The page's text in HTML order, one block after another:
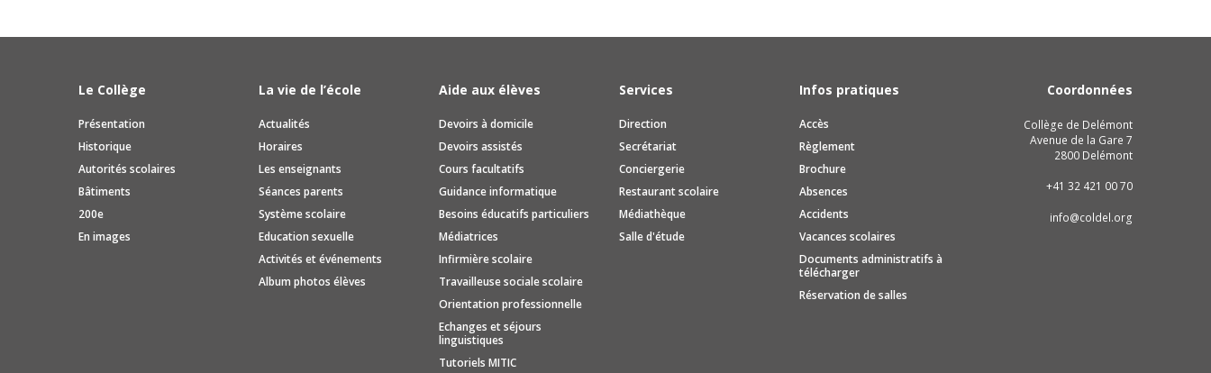
Cyberdéfi
Spectacles
Salon de la formation
Choeur du Collège
Le Collège
Présentation
Historique
Autorités scolaires
Bâtiments
200e
En images
La vie de l’école
Actualités
Horaires
Les enseignants
Séances parents
Système scolaire
Education sexuelle
Activités et événements
Album photos élèves
Aide aux élèves
Devoirs à domicile
Devoirs assistés
Cours facultatifs
Guidance informatique
Besoins éducatifs particuliers
Médiatrices
Infirmière scolaire
Travailleuse sociale scolaire
Orientation professionnelle
Echanges et séjours
linguistiques
Tutoriels MITIC
Services
Direction
Secrétariat
Conciergerie
Restaurant scolaire
Médiathèque
Salle d'étude
Infos pratiques
Accès
Règlement
Brochure
Absences
Accidents
Vacances scolaires
Documents administratifs à
télécharger
Réservation de salles
Coordonnées
Collège de Delémont
Avenue de la Gare 7
2800 Delémont
+41 32 421 00 70
info@coldel.org